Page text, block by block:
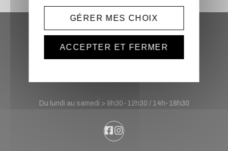
Sonatek Location
France
Du lundi au samedi > 9h30-12h30 / 14h-18h30
GÉRER MES CHOIX
ACCEPTER ET FERMER